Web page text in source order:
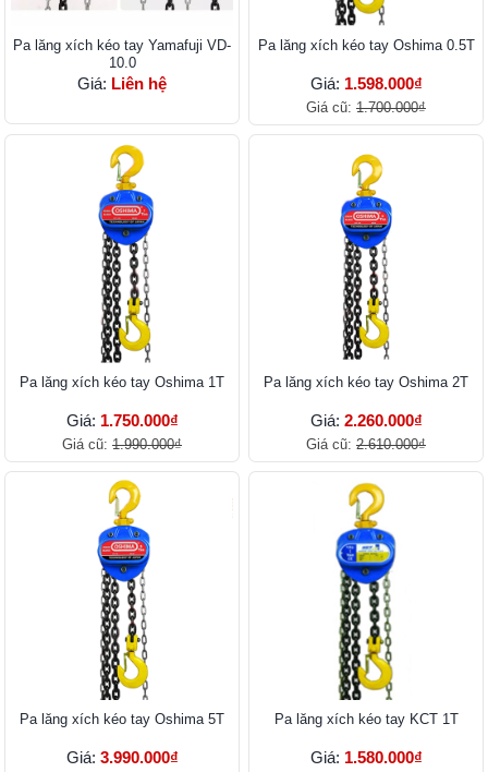
Pa lăng xích kéo tay Yamafuji VD-
10.0
Giá: Liên hệ
Pa lăng xích kéo tay Oshima 0.5T
Giá: 1.598.000₫
Giá cũ: 1.700.000₫
Pa lăng xích kéo tay Oshima 1T
Giá: 1.750.000₫
Giá cũ: 1.990.000₫
Pa lăng xích kéo tay Oshima 2T
Giá: 2.260.000₫
Giá cũ: 2.610.000₫
Pa lăng xích kéo tay Oshima 5T
Giá: 3.990.000₫
Pa lăng xích kéo tay KCT 1T
Giá: 1.580.000₫